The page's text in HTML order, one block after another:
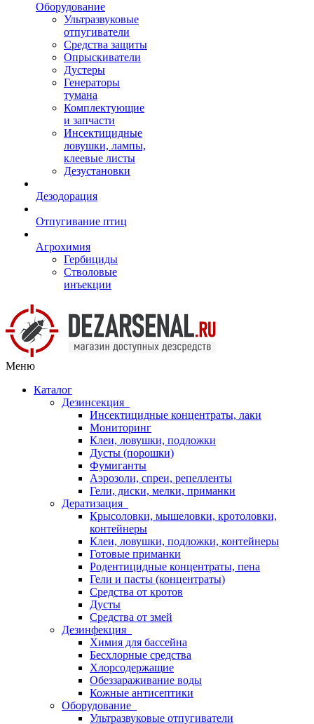
Оборудование
Ультразвуковые
отпугиватели
Средства защиты
Опрыскиватели
Дустеры
Генераторы
тумана
Комплектующие
и запчасти
Инсектицидные
ловушки, лампы,
клеевые листы
Дезустановки
Дезодорация
Отпугивание птиц
Агрохимия
Гербициды
Стволовые
инъекции
Меню
Каталог
Дезинсекция
Инсектицидные концентраты, лаки
Мониторинг
Клеи, ловушки, подложки
Дусты (порошки)
Фумиганты
Аэрозоли, спреи, репелленты
Гели, диски, мелки, приманки
Дератизация
Крысоловки, мышеловки, кротоловки,
контейнеры
Клеи, ловушки, подложки, контейнеры
Готовые приманки
Родентицидные концентраты, пена
Гели и пасты (концентраты)
Средства от кротов
Дусты
Средства от змей
Дезинфекция
Химия для бассейна
Бесхлорные средства
Хлорсодержащие
Обеззараживание воды
Кожные антисептики
Оборудование
Ультразвуковые отпугиватели